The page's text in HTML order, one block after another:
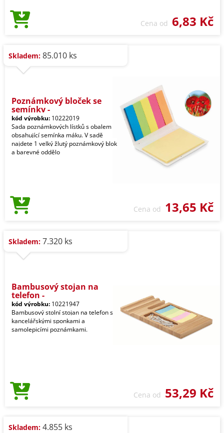
Cena od 6,83 Kč
Skladem: 85.010 ks
Poznámkový bloček se
semínky -
kód výrobku: 10222019
Sada poznámkových lístků s obalem
obsahující semínka máku. V sadě
najdete 1 velký žlutý poznámkový blok
a barevné oddělo
Cena od 13,65 Kč
Skladem: 7.320 ks
Bambusový stojan na
telefon -
kód výrobku: 10221947
Bambusový stolní stojan na telefon s
kancelářskými sponkami a
samolepicími poznámkami.
Cena od 53,29 Kč
Skladem: 4.855 ks